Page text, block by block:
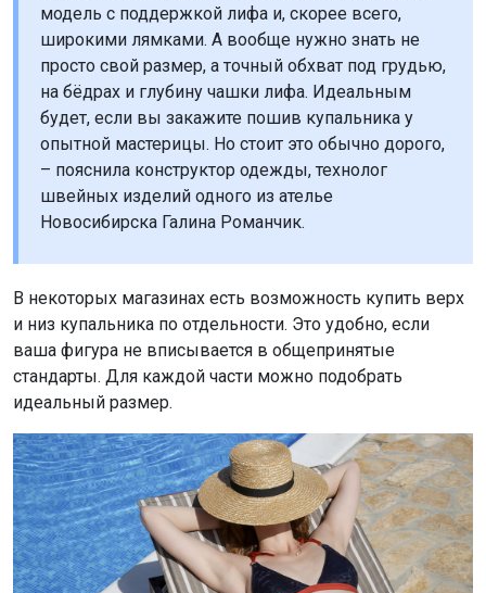
модель с поддержкой лифа и, скорее всего,
широкими лямками. А вообще нужно знать не
просто свой размер, а точный обхват под грудью,
на бёдрах и глубину чашки лифа. Идеальным
будет, если вы закажите пошив купальника у
опытной мастерицы. Но стоит это обычно дорого,
– пояснила конструктор одежды, технолог
швейных изделий одного из ателье
Новосибирска Галина Романчик.
В некоторых магазинах есть возможность купить верх
и низ купальника по отдельности. Это удобно, если
ваша фигура не вписывается в общепринятые
стандарты. Для каждой части можно подобрать
идеальный размер.